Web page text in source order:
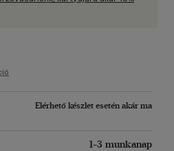
amíg meg nem érinti a tűz
Elérhető készlet esetén akár ma
1-3 munkanap